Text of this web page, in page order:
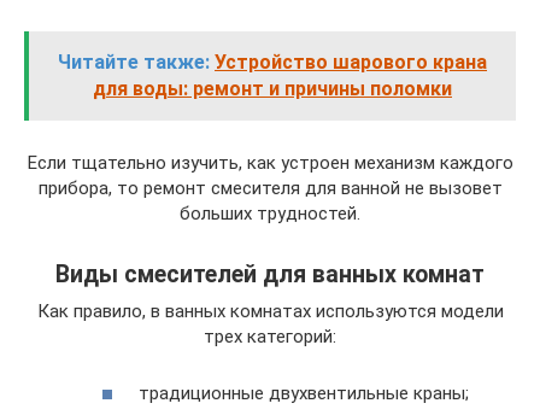
Читайте также: Устройство шарового крана
для воды: ремонт и причины поломки
Если тщательно изучить, как устроен механизм каждого
прибора, то ремонт смесителя для ванной не вызовет
больших трудностей.
Виды смесителей для ванных комнат
Как правило, в ванных комнатах используются модели
трех категорий:
традиционные двухвентильные краны;